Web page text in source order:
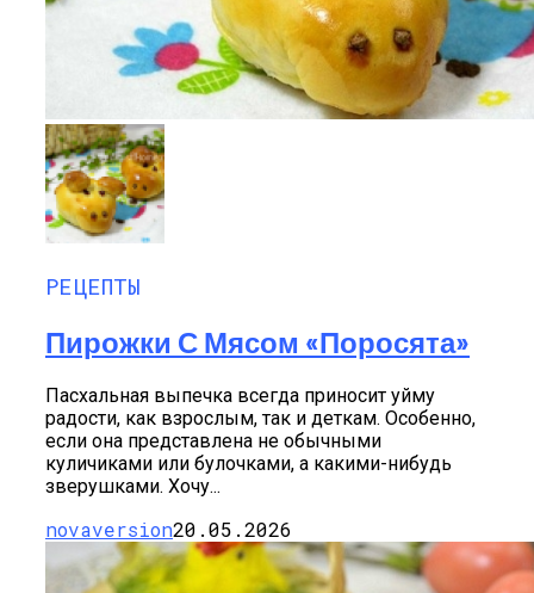
РЕЦЕПТЫ
Пирожки С Мясом «Поросята»
Пасхальная выпечка всегда приносит уйму
радости, как взрослым, так и деткам. Особенно,
если она представлена не обычными
куличиками или булочками, а какими-нибудь
зверушками. Хочу...
novaversion20.05.2026